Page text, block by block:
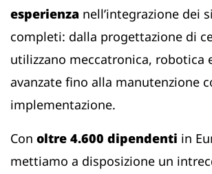
esperienza nell’integrazione dei
completi: dalla progettazione di
utilizzano meccatronica, robotica
avanzate fino alla manutenzione
implementazione.
Con oltre 4.600 dipendenti in
mettiamo a disposizione un